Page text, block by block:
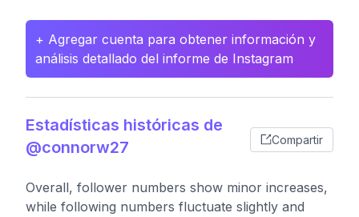
+ Agregar cuenta para obtener información y
análisis detallado del informe de Instagram
Estadísticas históricas de
@connorw27
Compartir
Overall, follower numbers show minor increases,
while following numbers fluctuate slightly and